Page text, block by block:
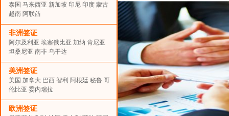
泰国 马来西亚 新加坡 印尼 印度 蒙古
越南 阿联酋
非洲签证
阿尔及利亚 埃塞俄比亚 加纳 肯尼亚
坦桑尼亚 南非 乌干达
美洲签证
美国 加拿大 巴西 智利 阿根廷 秘鲁 哥
伦比亚 委内瑞拉
欧洲签证